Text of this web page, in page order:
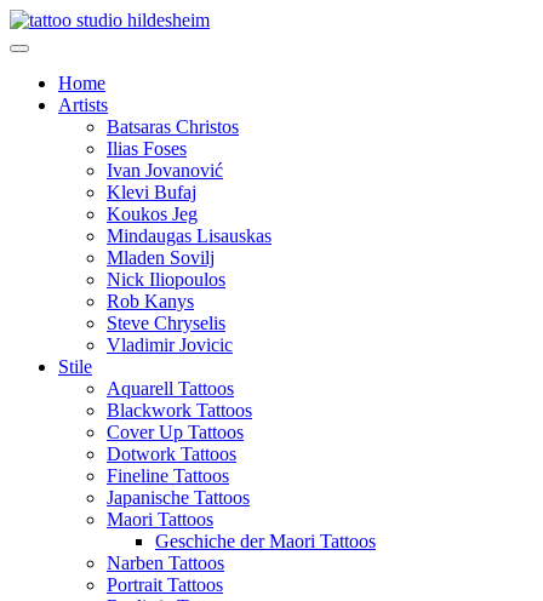
Home
Artists
Batsaras Christos
Ilias Foses
Ivan Jovanović
Klevi Bufaj
Koukos Jeg
Mindaugas Lisauskas
Mladen Sovilj
Nick Iliopoulos
Rob Kanys
Steve Chryselis
Vladimir Jovicic
Stile
Aquarell Tattoos
Blackwork Tattoos
Cover Up Tattoos
Dotwork Tattoos
Fineline Tattoos
Japanische Tattoos
Maori Tattoos
Geschiche der Maori Tattoos
Narben Tattoos
Portrait Tattoos